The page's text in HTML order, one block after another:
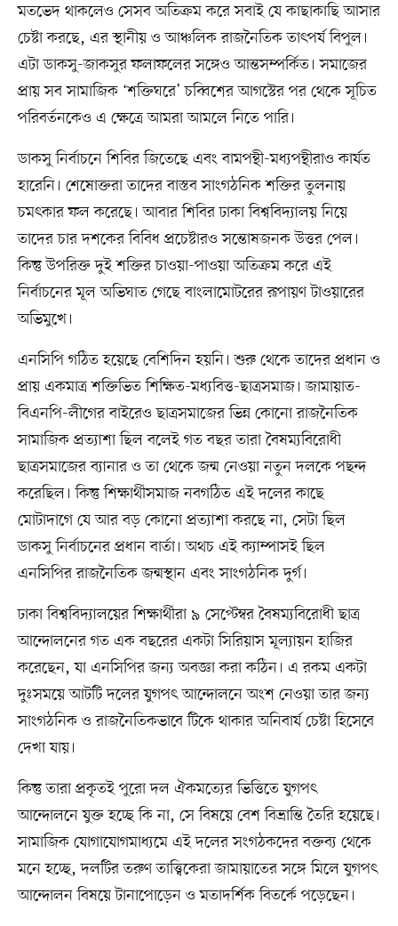
মতভেদ থাকলেও সেসব অতিক্রম করে সবাই যে কাছাকাছি আসার
চেষ্টা করছে, এর স্থানীয় ও আঞ্চলিক রাজনৈতিক তাৎপর্য বিপুল।
এটা ডাকসু-জাকসুর ফলাফলের সঙ্গেও আন্তসম্পর্কিত। সমাজের
প্রায় সব সামাজিক ‘শক্তিঘরে’ চব্বিশের আগস্টের পর থেকে সূচিত
পরিবর্তনকেও এ ক্ষেত্রে আমরা আমলে নিতে পারি।
ডাকসু নির্বাচনে শিবির জিতেছে এবং বামপন্থী-মধ্যপন্থীরাও কার্যত
হারেনি। শেষোক্তরা তাদের বাস্তব সাংগঠনিক শক্তির তুলনায়
চমৎকার ফল করেছে। আবার শিবির ঢাকা বিশ্ববিদ্যালয় নিয়ে
তাদের চার দশকের বিবিধ প্রচেষ্টারও সন্তোষজনক উত্তর পেল।
কিন্তু উপরিক্ত দুই শক্তির চাওয়া-পাওয়া অতিক্রম করে এই
নির্বাচনের মূল অভিঘাত গেছে বাংলামোটরের রূপায়ণ টাওয়ারের
অভিমুখে।
এনসিপি গঠিত হয়েছে বেশিদিন হয়নি। শুরু থেকে তাদের প্রধান ও
প্রায় একমাত্র শক্তিভিত শিক্ষিত-মধ্যবিত্ত-ছাত্রসমাজ। জামায়াত-
বিএনপি-লীগের বাইরেও ছাত্রসমাজের ভিন্ন কোনো রাজনৈতিক
সামাজিক প্রত্যাশা ছিল বলেই গত বছর তারা বৈষম্যবিরোধী
ছাত্রসমাজের ব্যানার ও তা থেকে জন্ম নেওয়া নতুন দলকে পছন্দ
করেছিল। কিন্তু শিক্ষার্থীসমাজ নবগঠিত এই দলের কাছে
মোটাদাগে যে আর বড় কোনো প্রত্যাশা করছে না, সেটা ছিল
ডাকসু নির্বাচনের প্রধান বার্তা। অথচ এই ক্যাম্পাসই ছিল
এনসিপির রাজনৈতিক জন্মস্থান এবং সাংগঠনিক দুর্গ।
ঢাকা বিশ্ববিদ্যালয়ের শিক্ষার্থীরা ৯ সেপ্টেম্বর বৈষম্যবিরোধী ছাত্র
আন্দোলনের গত এক বছরের একটা সিরিয়াস মূল্যায়ন হাজির
করেছেন, যা এনসিপির জন্য অবজ্ঞা করা কঠিন। এ রকম একটা
দুঃসময়ে আটটি দলের যুগপৎ আন্দোলনে অংশ নেওয়া তার জন্য
সাংগঠনিক ও রাজনৈতিকভাবে টিকে থাকার অনিবার্য চেষ্টা হিসেবে
দেখা যায়।
কিন্তু তারা প্রকৃতই পুরো দল ঐকমত্যের ভিত্তিতে যুগপৎ
আন্দোলনে যুক্ত হচ্ছে কি না, সে বিষয়ে বেশ বিভ্রান্তি তৈরি হয়েছে।
সামাজিক যোগাযোগমাধ্যমে এই দলের সংগঠকদের বক্তব্য থেকে
মনে হচ্ছে, দলটির তরুণ তাত্ত্বিকেরা জামায়াতের সঙ্গে মিলে যুগপৎ
আন্দোলন বিষয়ে টানাপোড়েন ও মতাদর্শিক বিতর্কে পড়েছেন।